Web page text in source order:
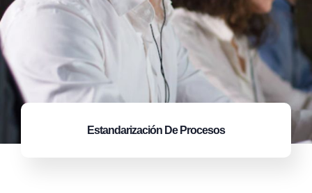
Estandarización De Procesos